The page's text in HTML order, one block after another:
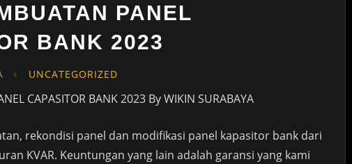
PANEL
BANK 2023
UNCATEGORIZED
CAPASITOR BANK 2023 By WIKIN SURABAYA
rekondisi panel dan modifikasi panel kapasitor bank dari
KVAR. Keuntungan yang lain adalah garansi yang kami